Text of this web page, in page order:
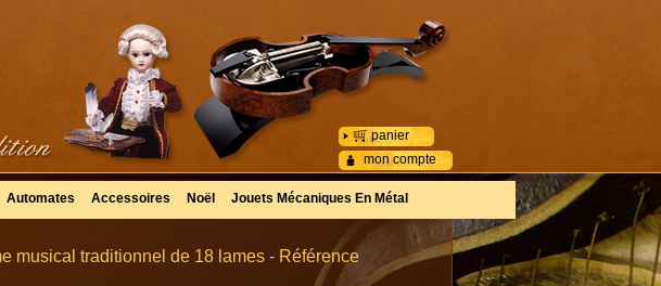
mon compte
panier
Automates Accessoires Noël Jouets Mécaniques En Métal
musical traditionnel de 18 lames - Référence